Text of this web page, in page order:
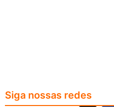
Siga nossas redes